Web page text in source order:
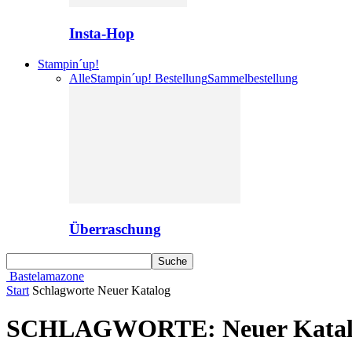
Insta-Hop
Stampin´up!
AlleStampin´up! BestellungSammelbestellung
Überraschung
Bastelamazone
Start Schlagworte Neuer Katalog
SCHLAGWORTE: Neuer